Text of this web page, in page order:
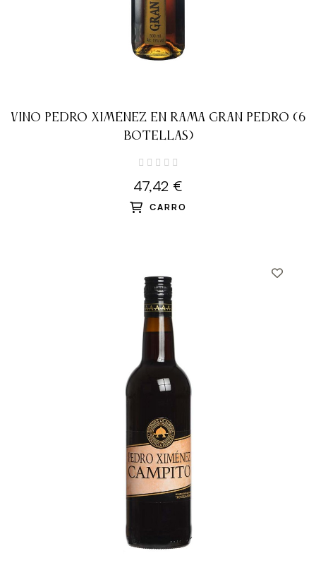
VINO PEDRO XIMÉNEZ EN RAMA GRAN PEDRO (6
BOTELLAS)
47,42 €
CARRO